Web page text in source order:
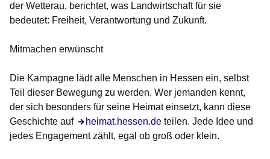
der Wetterau, berichtet, was Landwirtschaft für sie
bedeutet: Freiheit, Verantwortung und Zukunft.
Mitmachen erwünscht
Die Kampagne lädt alle Menschen in Hessen ein, selbst
Teil dieser Bewegung zu werden. Wer jemanden kennt,
der sich besonders für seine Heimat einsetzt, kann diese
Geschichte auf
heimat.hessen.de teilen. Jede Idee und
jedes Engagement zählt, egal ob groß oder klein.